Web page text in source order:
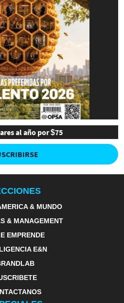
al año por $75
& MUNDO
& MANAGEMENT
EMPRENDE
E&N